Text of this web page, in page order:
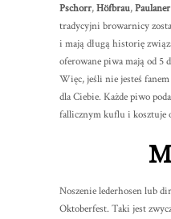
Pschorr,Höfbrau,Paulaner
tradycyjni browarnicy
i mają długą historię
oferowane piwa mają od 5
Więc, jeśli nie jesteś
dla Ciebie. Każde piwo
fallicznym kuflu i kosztuje
Noszenie lederhosen lub
Oktoberfest. Taki jest